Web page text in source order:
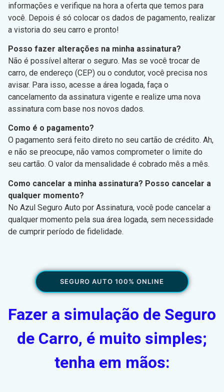
informações e verifique na hora a oferta que temos para
você. Depois é só colocar os dados de pagamento, realizar
a vistoria do seu carro e pronto!
Posso fazer alterações na minha assinatura?
Não é possível alterar o seguro. Mas se você trocar de
carro, de endereço (CEP) ou o condutor, você precisa nos
avisar. Para isso, acesse a área logada, faça o
cancelamento da assinatura vigente e realize uma nova
assinatura com base nos novos dados.
Como é o pagamento?
O pagamento será feito direto no seu cartão de crédito. Ah,
e não se preocupe, não vamos comprometer o limite do
seu cartão. O valor da mensalidade é cobrado mês a mês.
Como cancelar a minha assinatura? Posso cancelar a
qualquer momento?
No Azul Seguro Auto por Assinatura, você pode cancelar a
qualquer momento pela sua área logada, sem necessidade
de cumprir período de fidelidade.
SEGURO AUTO 100% ONLINE
Fazer a simulação de Seguro
de Carro, é muito simples;
tenha em mãos: